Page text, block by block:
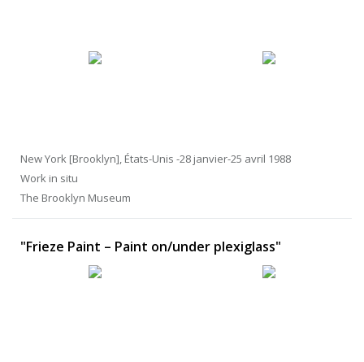
New York [Brooklyn], États-Unis -28 janvier-25 avril 1988
Work in situ
The Brooklyn Museum
"Frieze Paint – Paint on/under plexiglass"